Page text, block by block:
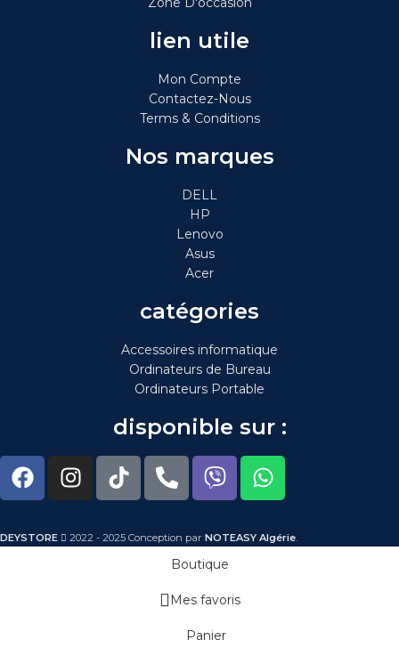
lien utile
Mon Compte
Contactez-Nous
Terms & Conditions
Nos marques
DELL
HP
Lenovo
Asus
Acer
catégories
Accessoires informatique
Ordinateurs de Bureau
Ordinateurs Portable
disponible sur :
DEYSTORE 2022 - 2025 Conception par NOTEASY Algérie
Boutique
Mes favoris
Panier